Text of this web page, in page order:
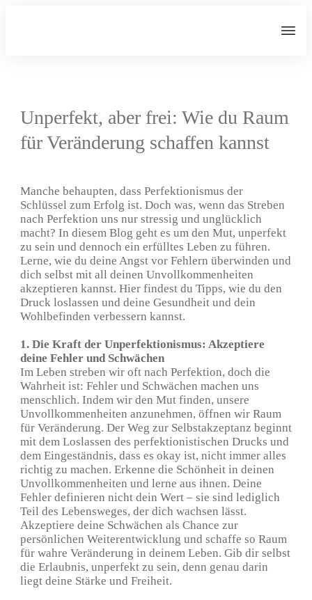
Unperfekt, aber frei: Wie du Raum
für Veränderung schaffen kannst
Manche behaupten, dass Perfektionismus der
Schlüssel zum Erfolg ist. Doch was, wenn das Streben
nach Perfektion uns nur stressig und unglücklich
macht? In diesem Blog geht es um den Mut, unperfekt
zu sein und dennoch ein erfülltes Leben zu führen.
Lerne, wie du deine Angst vor Fehlern überwinden und
dich selbst mit all deinen Unvollkommenheiten
akzeptieren kannst. Hier findest du Tipps, wie du den
Druck loslassen und deine Gesundheit und dein
Wohlbefinden verbessern kannst.
1. Die Kraft der Unperfektionismus: Akzeptiere
deine Fehler und Schwächen
Im Leben streben wir oft nach Perfektion, doch die
Wahrheit ist: Fehler und Schwächen machen uns
menschlich. Indem wir den Mut finden, unsere
Unvollkommenheiten anzunehmen, öffnen wir Raum
für Veränderung. Der Weg zur Selbstakzeptanz beginnt
mit dem Loslassen des perfektionistischen Drucks und
dem Eingeständnis, dass es okay ist, nicht immer alles
richtig zu machen. Erkenne die Schönheit in deinen
Unvollkommenheiten und lerne aus ihnen. Deine
Fehler definieren nicht dein Wert – sie sind lediglich
Teil des Lebensweges, der dich wachsen lässt.
Akzeptiere deine Schwächen als Chance zur
persönlichen Weiterentwicklung und schaffe so Raum
für wahre Veränderung in deinem Leben. Gib dir selbst
die Erlaubnis, unperfekt zu sein, denn genau darin
liegt deine Stärke und Freiheit.